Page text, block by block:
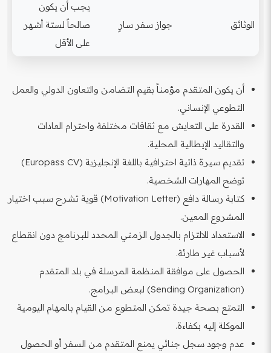
الوثائق جواز سفر سارٍ
يجب أن يكون
صالحاً لستة أشهر
على الأقل
أن يكون المتقدم مؤمناً بقيم التضامن والتعاون الدولي والعمل
التطوعي الإنساني.
القدرة على التعايش مع ثقافات مختلفة واحترام العادات
والتقاليد الإيطالية المحلية.
تقديم سيرة ذاتية احترافية باللغة الإنجليزية (Europass CV)
توضح المهارات الشخصية.
كتابة رسالة دافع (Motivation Letter) قوية تشرح سبب اختيار
المشروع المعين.
الاستعداد للالتزام بالجدول الزمني المحدد للبرنامج دون انقطاع
لأسباب غير طارئة.
الحصول على موافقة المنظمة المرسلة في بلد المتقدم
(Sending Organization) لبعض البرامج.
التمتع بصحة جيدة تمكن المتطوع من القيام بالمهام اليومية
الموكلة إليه بكفاءة.
عدم وجود سجل جنائي يمنع المتقدم من السفر أو الحصول